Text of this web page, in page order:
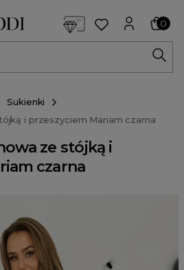
0
Sukienki
i przeszyciem Mariam czarna
ze stójką i
czarna